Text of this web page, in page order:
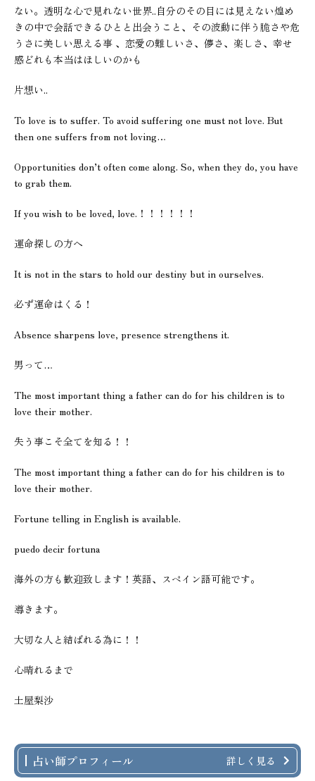
ない。透明な心で見れない世界..自分のその目には見えない煌め
きの中で会話できるひとと出会うこと、その波動に伴う脆さや危
うさに美しい思える事 、恋愛の難しいさ、儚さ、楽しさ、幸せ
感どれも本当はほしいのかも
片想い..
To love is to suffer. To avoid suffering one must not love. But
then one suffers from not loving…
Opportunities don’t often come along. So, when they do, you have
to grab them.
If you wish to be loved, love.！！！！！！
運命探しの方へ
It is not in the stars to hold our destiny but in ourselves.
必ず運命はくる！
Absence sharpens love, presence strengthens it.
男って…
The most important thing a father can do for his children is to
love their mother.
失う事こそ全てを知る！！
The most important thing a father can do for his children is to
love their mother.
Fortune telling in English is available.
puedo decir fortuna
海外の方も歓迎致します！英語、スペイン語可能です。
導きます。
大切な人と結ばれる為に！！
心晴れるまで
土屋梨沙
占い師プロフィール 詳しく見る